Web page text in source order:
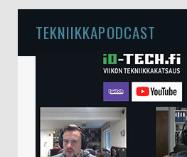
TEKNIIKKAPODCAST